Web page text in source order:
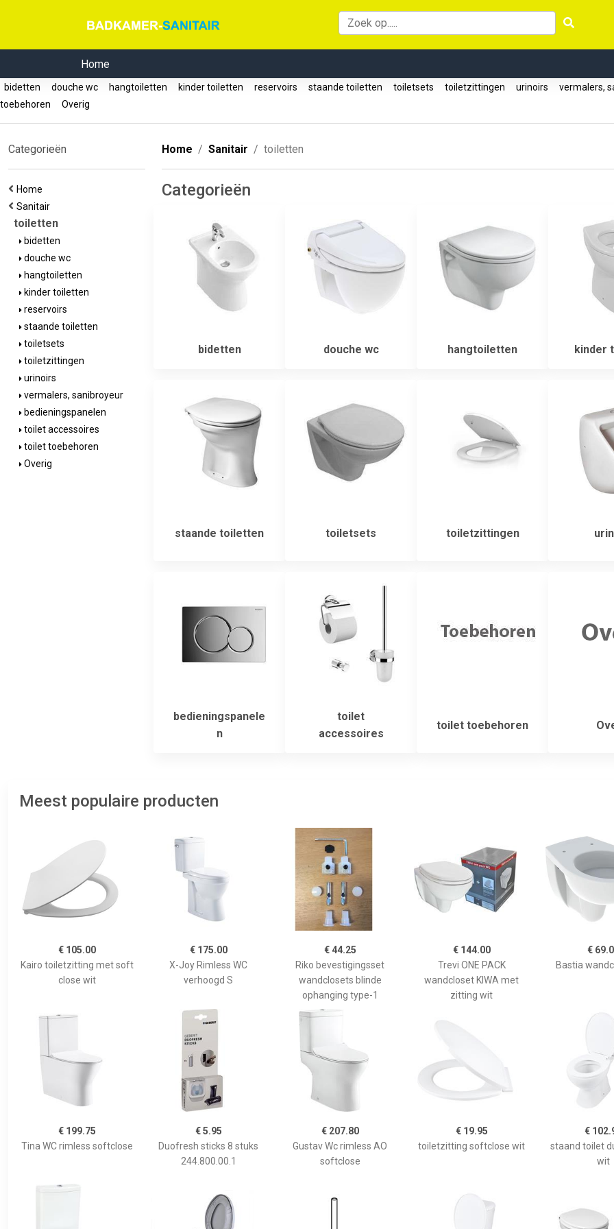
Home
bidetten douche wc hangtoiletten kinder toiletten reservoirs staande toiletten toiletsets toiletzittingen urinoirs
vermalers,
toebehoren
Overig
Categorieën
Home
Sanitair
toiletten
bidetten
douche wc
hangtoiletten
kinder toiletten
reservoirs
staande toiletten
toiletsets
toiletzittingen
urinoirs
vermalers, sanibroyeur
bedieningspanelen
toilet accessoires
toilet toebehoren
Overig
Home Sanitair toiletten
Categorieën
bidetten douche wc hangtoiletten kinder
staande toiletten toiletsets toiletzittingen
bedieningspanele
n
toilet
accessoires
toilet toebehoren
Meest populaire producten
€ 105.00
Kairo toiletzitting met soft
close wit
€ 175.00
X-Joy Rimless WC
verhoogd S
€ 44.25
Riko bevestigingsset
wandclosets blinde
ophanging type-1
€ 144.00
Trevi ONE PACK
wandcloset KIWA met
zitting wit
€
Bastia
€ 199.75
Tina WC rimless softclose
€ 5.95
Duofresh sticks 8 stuks
244.800.00.1
€ 207.80
Gustav Wc rimless AO
softclose
€ 19.95
toiletzitting softclose wit
€
staand toilet
wit